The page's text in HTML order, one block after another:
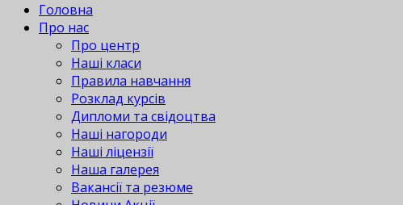
Головна
Про нас
Про центр
Наші класи
Правила навчання
Розклад курсів
Дипломи та свідоцтва
Наші нагороди
Наші ліцензії
Наша галерея
Вакансії та резюме